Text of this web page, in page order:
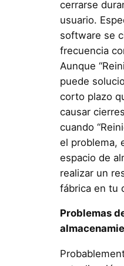
cerrarse
usuario.
software se
frecuencia
Aunque
puede
corto plazo
causar
cuando
el problema,
espacio de
realizar un
fábrica en tu
Problemas